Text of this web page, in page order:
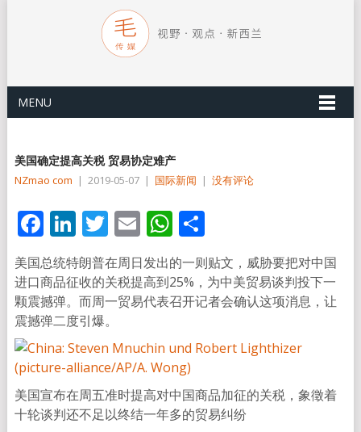
MENU
美国确定提高关税 贸易协定难产
NZmao com | 2019-05-07 | 国际新闻 | 没有评论
Facebook
LinkedIn
Twitter
EmailWhatsApp
分
享
美国总统特朗普在周日发出的一则贴文，威胁要把对中国
进口商品征收的关税提高到25%，为中美贸易谈判投下一
颗震撼弹。而周一贸易代表召开记者会确认这项消息，让
震撼弹二度引爆。
美国宣布在周五准时提高对中国商品加征的关税，象徵着
十轮谈判还不足以终结一年多的贸易纠纷